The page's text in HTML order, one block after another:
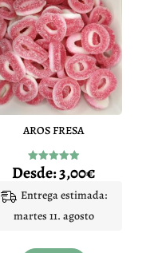
Las
opciones
se
pueden
elegir
en
de
producto
AROS FRESA
Valorado
con
de 5
Desde:3,00€
Entrega estimada:
martes 11. agosto